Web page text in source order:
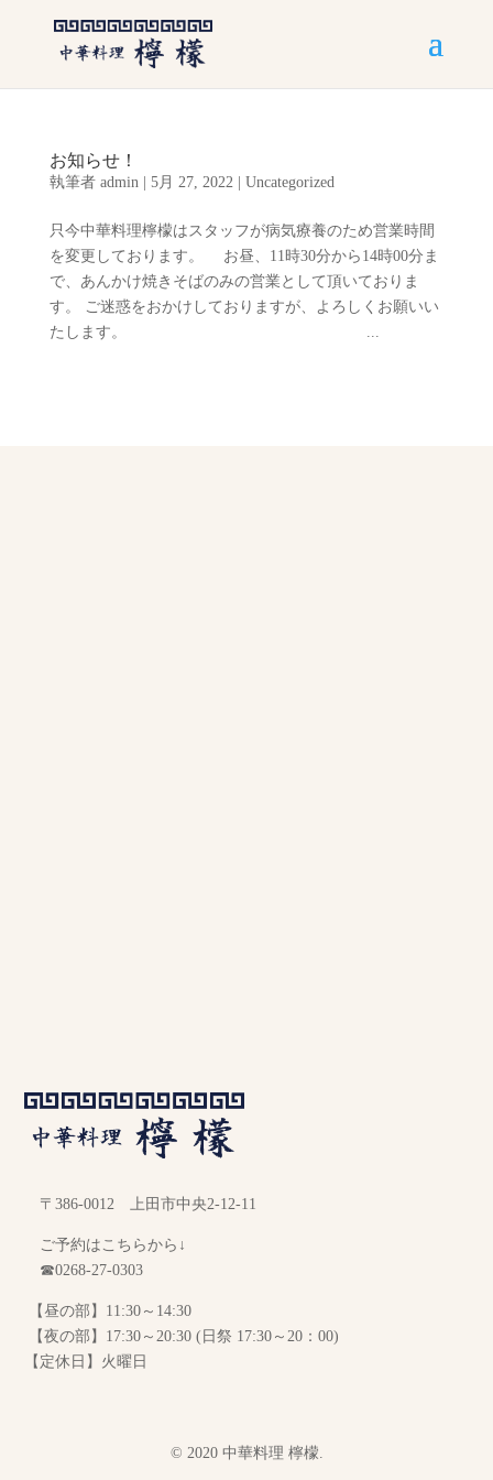
お知らせ！
執筆者 admin| 5月 27, 2022| Uncategorized
只今中華料理檸檬はスタッフが病気療養のため営業時間
を変更しております。 お昼、11時30分から14時00分ま
で、あんかけ焼きそばのみの営業として頂いておりま
す。 ご迷惑をおかけしておりますが、よろしくお願いい
たします。 ...
〒386-0012 上田市中央2-12-11
ご予約はこちらから↓
☎0268-27-0303
【昼の部】11:30～14:30
【夜の部】17:30～20:30 (日祭 17:30～20：00)
【定休日】火曜日
© 2020 中華料理 檸檬.